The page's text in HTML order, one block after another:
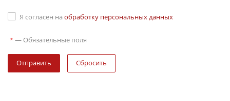
Я согласен на обработку персональных данных
* — Обязательные поля
Сбросить